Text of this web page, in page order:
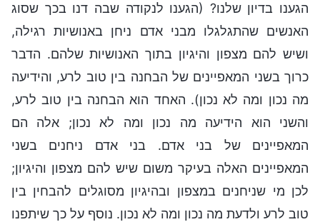
הגענו בדיון שלנו? (הגענו לנקודה שבה דנו בכך שסוג
האנשים שהתגלגלו מבני אדם ניחן באנושיות רגילה,
ושיש להם מצפון והיגיון בתוך האנושיות שלהם. הדבר
כרוך בשני המאפיינים של הבחנה בין טוב לרע, והידיעה
מה נכון ומה לא נכון). האחד הוא הבחנה בין טוב לרע,
והשני הוא הידיעה מה נכון ומה לא נכון; אלה הם
המאפיינים של בני אדם. בני אדם ניחנים בשני
המאפיינים האלה בעיקר משום שיש להם מצפון והיגיון;
לכן מי שניחנים במצפון ובהיגיון מסוגלים להבחין בין
טוב לרע ולדעת מה נכון ומה לא נכון. נוסף על כך שיתפנו